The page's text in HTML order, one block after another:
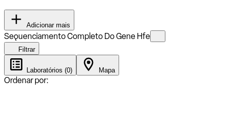
Adicionar mais
Seǫuenciamento Completo Do Gene Hfe
Filtrar
Laboratórios (0) Mapa
Ordenar por: